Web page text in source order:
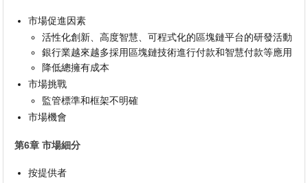
市場促進因素
活性化創新、高度智慧、可程式化的區塊鏈平台的研發活動
銀行業越來越多採用區塊鏈技術進行付款和智慧付款等應用
降低總擁有成本
市場挑戰
監管標準和框架不明確
市場機會
第6章 市場細分
按提供者